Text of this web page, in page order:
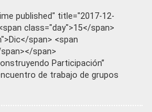
published" title="2017-12-
class="day">15</span>
span> <span
span>
Participación”
de trabajo de grupos